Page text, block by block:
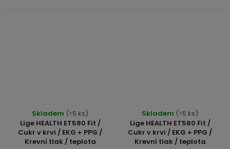
Lige HEALTH ET580 Fit /
Cukr v krvi / EKG + PPG /
Krevní tlak / teplota
hodnocení
produktu
je
Skladem (>5 ks)
Lige HEALTH ET580 Fit /
Cukr v krvi / EKG + PPG /
Krevní tlak / teplota
hodnocení
produktu
je
Skladem (>5 ks)